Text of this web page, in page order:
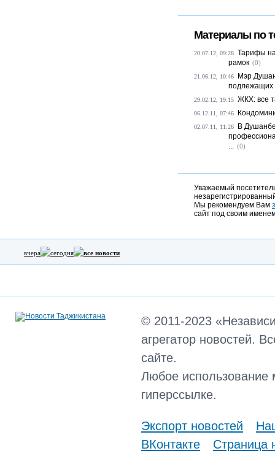
Материалы по
20.07.12, 09:28 Тарифы
рамок (0)
21.06.12, 10:46
Мэр
подлежащих
29.02.12, 19:15 ЖКХ: все
06.12.11, 07:46
02.07.11, 11:26
В
... (0)
Уважаемый
Мы рекомендуем Вам
сайт под своим
вчера сегодня все новости
© 2011-2023
агрегатор новостей.
сайте.
Любое использование
гиперссылке.
Экспорт новостей
ВКонтакте
Страница